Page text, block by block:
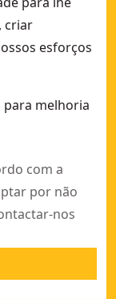
criar
esforços
para melhoria
com a
por não
nos